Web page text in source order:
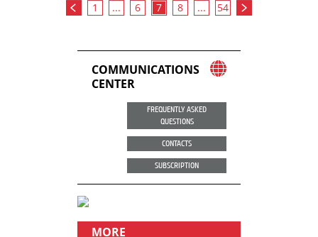
1 ... 6 7 8 ... 54
COMMUNICATIONS
CENTER
FREQUENTLY ASKED
QUESTIONS
CONTACTS
SUBSCRIPTION
MORE